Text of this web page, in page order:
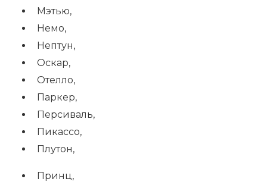
Мэтью,
Немо,
Нептун,
Оскар,
Отелло,
Паркер,
Персиваль,
Пикассо,
Плутон,
Принц,